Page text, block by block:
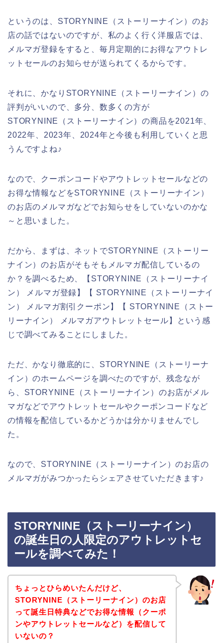
というのは、STORYNINE（ストーリーナイン）のお
店の話ではないのですが、私のよく行く洋服店では、
メルマガ登録をすると、毎月定期的にお得なアウトレ
ットセールのお知らせが送られてくるからです。
それに、かなりSTORYNINE（ストーリーナイン）の
評判がいいので、多分、数多くの方が
STORYNINE（ストーリーナイン）の商品を2021年、
2022年、2023年、2024年と今後も利用していくと思
うんですよね♪
なので、クーポンコードやアウトレットセールなどの
お得な情報などをSTORYNINE（ストーリーナイン）
のお店のメルマガなどでお知らせをしていないのかな
～と思いました。
だから、まずは、ネットでSTORYNINE（ストーリー
ナイン）のお店がそもそもメルマガ配信しているの
か？を調べるため、【STORYNINE（ストーリーナイ
ン） メルマガ登録】【 STORYNINE（ストーリーナイ
ン） メルマガ割引クーポン】【 STORYNINE（ストー
リーナイン） メルマガアウトレットセール】という感
じで調べてみることにしました。
ただ、かなり徹底的に、STORYNINE（ストーリーナ
イン）のホームページを調べたのですが、残念なが
ら、STORYNINE（ストーリーナイン）のお店がメル
マガなどでアウトレットセールやクーポンコードなど
の情報を配信しているかどうかは分かりませんでし
た。
なので、STORYNINE（ストーリーナイン）のお店の
メルマガがみつかったらシェアさせていただきます♪
STORYNINE（ストーリーナイン）
の誕生日の人限定のアウトレットセ
ールを調べてみた！
ちょっとひらめいたんだけど、
STORYNINE（ストーリーナイン）のお店
って誕生日特典などでお得な情報（クーポ
ンやアウトレットセールなど）を配信して
いないの？